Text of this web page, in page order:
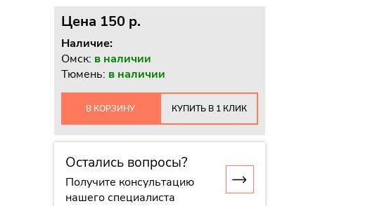
Цена 150 p.
Наличие:
Омск: в наличии
Тюмень: в наличии
В КОРЗИНУ КУПИТЬ В 1 КЛИК
Остались вопросы?
Получите консультацию
нашего специалиста